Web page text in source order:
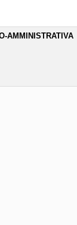
AMMINISTRATIVA